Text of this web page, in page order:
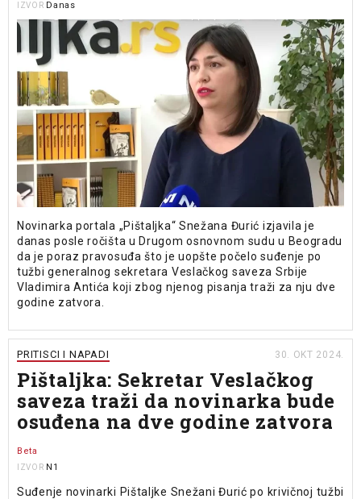
IZVOR Danas
Novinarka portala „Pištaljka“ Snežana Đurić izjavila je
danas posle ročišta u Drugom osnovnom sudu u Beogradu
da je poraz pravosuđa što je uopšte počelo suđenje po
tužbi generalnog sekretara Veslačkog saveza Srbije
Vladimira Antića koji zbog njenog pisanja traži za nju dve
godine zatvora.
PRITISCI I NAPADI 30. OKT 2024.
Pištaljka: Sekretar Veslačkog
saveza traži da novinarka bude
osuđena na dve godine zatvora
Beta
IZVOR N1
Suđenje novinarki Pištaljke Snežani Đurić po krivičnoj tužbi